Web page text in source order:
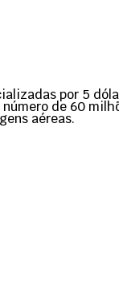
por 5
de 60
aéreas.